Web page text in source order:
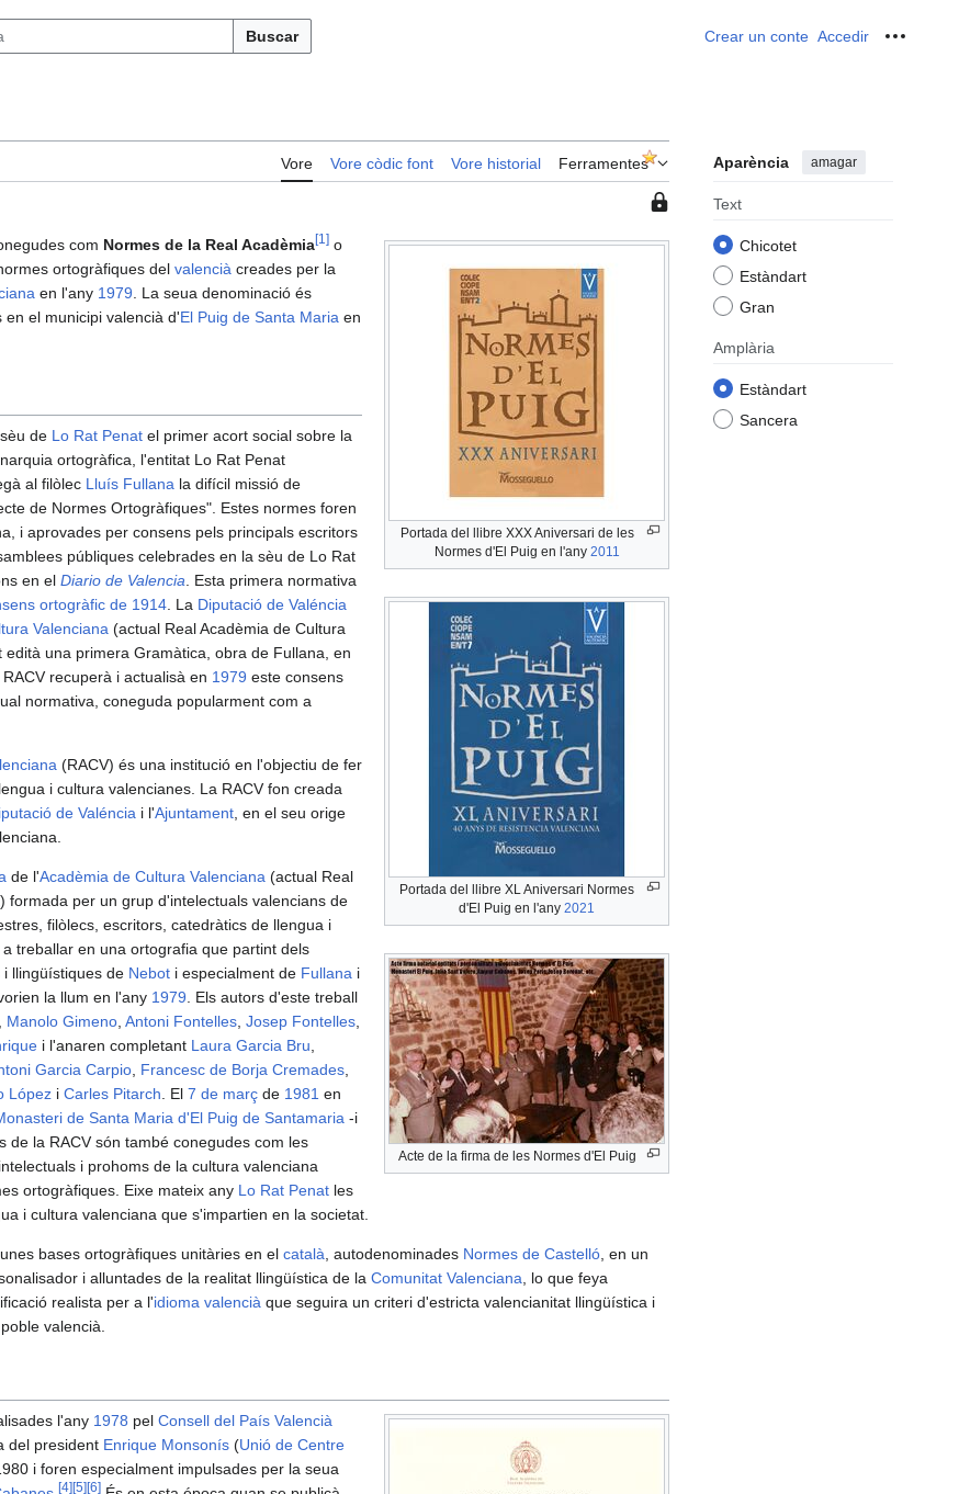
Buscar Crear un conte Accedir
Vore Vore còdic font Vore historial Ferramentes Aparència amagar
Text
Chicotet
Estàndart
Gran
Amplària
Estàndart
Sancera
Esta
està
protegida
permís
poden
Portada del llibre XXX Aniversari de les
Normes d'El Puig en l'any 2011
Portada del llibre XL Aniversari Normes
d'El Puig en l'any 2021
com Normes de la Real Acadèmia[1 ] o
ortogràfiques del valencià creades per la
en l'any 1979 . La seua denominació és
el municipi valencià d'El Puig de Santa Maria en
Acte de la firma de les Normes d'El Puig
de Lo Rat Penat el primer acort social sobre la
ortogràfica, l'entitat Lo Rat Penat
al filòlec Lluís Fullana la difícil missió de
de Normes Ortogràfiques". Estes normes foren
i aprovades per consens pels principals escritors
públiques celebrades en la sèu de Lo Rat
en el Diario de Valencia . Esta primera normativa
ortogràfic de 1914 . La Diputació de Valéncia
Valenciana (actual Real Acadèmia de Cultura
una primera Gramàtica, obra de Fullana, en
recuperà i actualisà en 1979 este consens
normativa, coneguda popularment com a
(RACV) és una institució en l'objectiu de fer
i cultura valencianes. La RACV fon creada
de Valéncia i l'Ajuntament , en el seu orige
de l'Acadèmia de Cultura Valenciana (actual Real
formada per un grup d'intelectuals valencians de
filòlecs, escritors, catedràtics de llengua i
treballar en una ortografia que partint dels
llingüístiques de Nebot i especialment de Fullana i
la llum en l'any 1979 . Els autors d'este treball
Manolo Gimeno Antoni Fontelles Josep Fontelles
i l'anaren completant Laura Garcia Bru
Garcia Carpio Francesc de Borja Cremades
López i Carles Pitarch . El 7 de març de 1981 en
de Santa Maria d'El Puig de Santamaria -i
de la RACV són també conegudes com les
i prohoms de la cultura valenciana
ortogràfiques. Eixe mateix any Lo Rat Penat les
i cultura valenciana que s'impartien en la societat.
unes bases ortogràfiques unitàries en el català , autodenominades Normes de Castelló , en un
i alluntades de la realitat llingüística de la Comunitat Valenciana , lo que feya
realista per a l'idioma valencià que seguira un criteri d'estricta valencianitat llingüística i
valencià.
l'any 1978 pel Consell del País Valencià
del president Enrique Monsonís (Unió de Centre
i foren especialment impulsades per la seua
[4] [5] [6]